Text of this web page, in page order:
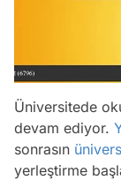
Üniversitede
devam ediyor.
sonrasın
yerleştirme